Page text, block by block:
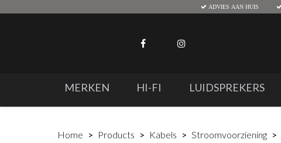
ADVIES AAN HUIS
MERKEN HI-FI LUIDSPREKERS
Home Products Kabels Stroomvoorziening